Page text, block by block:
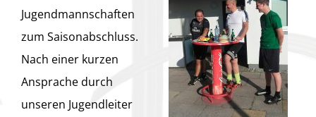
Jugendmannschaften
zum Saisonabschluss.
Nach einer kurzen
Ansprache durch
unseren Jugendleiter